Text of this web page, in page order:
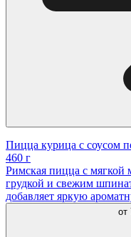
Пицца курица с соусом
460 г
Римская пицца с
грудкой и свежим
добавляет яркую
от